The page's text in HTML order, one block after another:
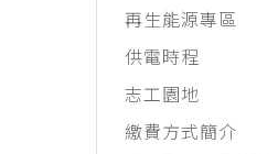
再生能源專區
供電時程
志工園地
繳費方式簡介